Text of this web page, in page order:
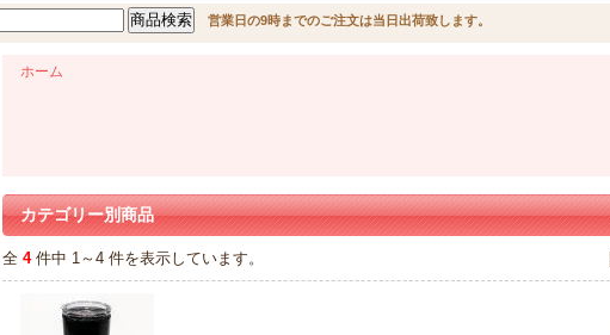
営業日の9時までのご注文は当日出荷致します。
ホーム
カテゴリー別商品
全 4件中 1～4 件を表示しています。